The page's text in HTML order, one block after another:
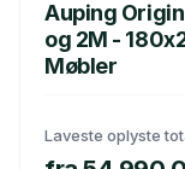
Auping
og 2M -
Møbler
Laveste oplyste